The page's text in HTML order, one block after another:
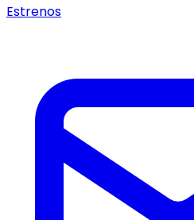
Estrenos